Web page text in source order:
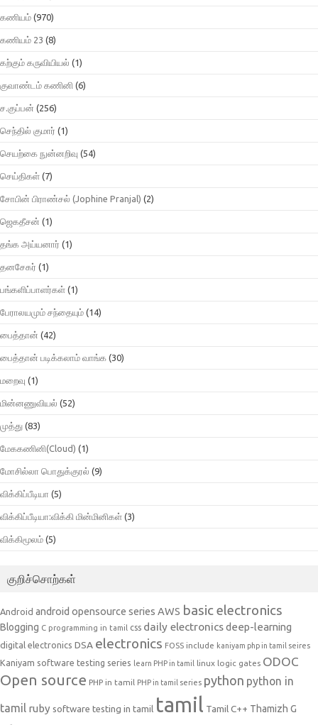
கணியம் (970)
கணியம் 23 (8)
கற்கும் கருவியியல் (1)
குவாண்டம் கணினி (6)
ச.குப்பன் (256)
செந்தில் குமார் (1)
செயற்கை நுன்னறிவு (54)
செய்திகள் (7)
சோபின் பிராண்சல் (Jophine Pranjal) (2)
ஜெகதீசன் (1)
தங்க அய்யனார் (1)
தனசேகர் (1)
பங்களிப்பாளர்கள் (1)
பேராலயமும் சந்தையும் (14)
பைத்தான் (42)
பைத்தான் படிக்கலாம் வாங்க (30)
மறைவு (1)
மின்னணுவியல் (52)
முத்து (83)
மேககணினி(Cloud) (1)
மோசில்லா பொதுக்குரல் (9)
விக்கிப்பீடியா (5)
விக்கிப்பீடியா:விக்கி மின்மினிகள் (3)
விக்கிமூலம் (5)
குறிச்சொற்கள்
Android android opensource series AWS basic electronics
Blogging C programming in tamil css daily electronicsdeep-learning
digital electronics DSA electronics FOSS include kaniyam php in tamil seires
Kaniyam software testing series learn PHP in tamil linux logic gates ODOC
Open source PHP in tamil PHP in tamil series python python in
tamil ruby software testing in tamil tamil Tamil C++ Thamizh G